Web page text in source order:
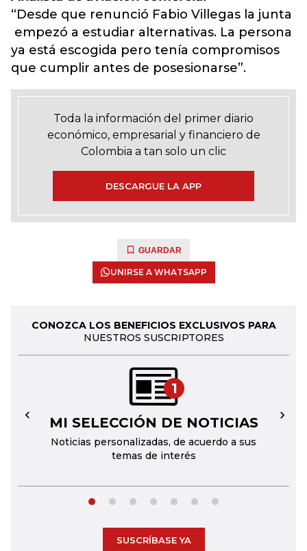
“Desde que renunció Fabio Villegas la junta
empezó a estudiar alternativas. La persona
ya está escogida pero tenía compromisos
que cumplir antes de posesionarse”.
Toda la información del primer diario
económico, empresarial y financiero de
Colombia a tan solo un clic
DESCARGUE LA APP
GUARDAR
UNIRSE A WHATSAPP
CONOZCA LOS BENEFICIOS EXCLUSIVOS PARA
NUESTROS SUSCRIPTORES
1
MI SELECCIÓN DE NOTICIAS
Noticias personalizadas, de acuerdo a sus
temas de interés
← →
SUSCRÍBASE YA